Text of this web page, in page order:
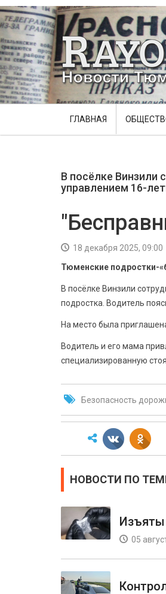
ГЛАВНАЯ
В посёлке Винзили
управлением 16-
18 декабря 2025, 09:00
Тюменские подростки-
В посёлке Винзили
подростка. Водитель
На место была
Водитель и его мама
специализированную
Безопасность
НОВОСТИ ПО
Изъяты
05